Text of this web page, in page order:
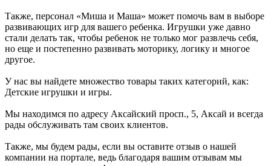
Также, персонал «Миша и Маша» может помочь вам в выборе
развивающих игр для вашего ребенка. Игрушки уже давно
стали делать так, чтобы ребенок не только мог развлечь себя,
но еще и постепенно развивать моторику, логику и многое
другое.
У нас вы найдете множество товары таких категорий, как:
Детские игрушки и игры.
Мы находимся по адресу Аксайский просп., 5, Аксай и всегда
рады обслуживать там своих клиентов.
Также, мы будем рады, если вы оставите отзыв о нашей
компании на портале, ведь благодаря вашим отзывам мы